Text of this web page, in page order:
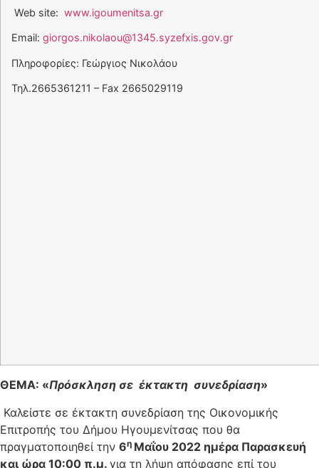
Web site: www.igoumenitsa.gr
Email: giorgos.nikolaou@1345.syzefxis.gov.gr
Πληροφορίες: Γεώργιος Νικολάου
Τηλ.2665361211 – Fax 2665029119
ΘΕΜΑ: «Πρόσκληση σε έκτακτη συνεδρίαση»
Καλείστε σε έκτακτη συνεδρίαση της Οικονομικής
Επιτροπής του Δήμου Ηγουμενίτσας που θα
πραγματοποιηθεί την 6η Μαΐου 2022 ημέρα Παρασκευή
και ώρα 10:00 π.μ. για τη λήψη απόφασης επί του